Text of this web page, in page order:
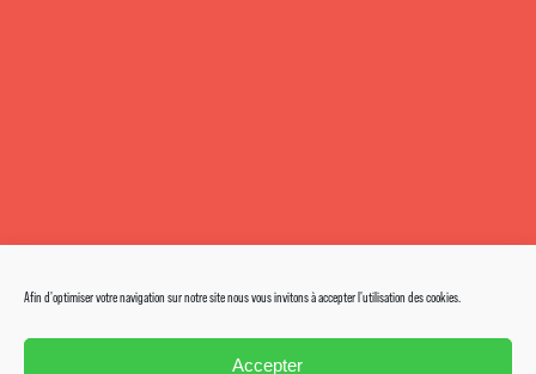
Afin d'optimiser votre navigation sur notre site nous vous invitons à accepter l'utilisation des cookies.
Accepter